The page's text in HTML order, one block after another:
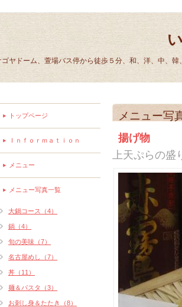
ゴヤドーム、萱場バス停から徒歩５分、和、洋、中、
メニュー写
揚げ物
上天ぷらの盛
トップページ
Ｉｎｆｏｒｍａｔｉｏｎ
メニュー
メニュー写真一覧
大鍋コース（4）
鍋（4）
旬の美味（7）
名古屋めし（7）
丼（11）
麺＆パスタ（3）
お刺し身＆たたき（8）